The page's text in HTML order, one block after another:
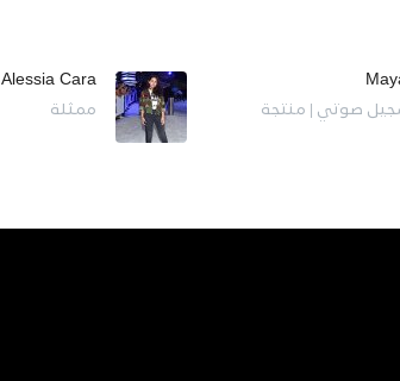
صوتي | منتجة
Alessia Cara
ممثلة